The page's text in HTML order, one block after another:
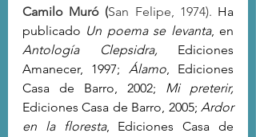
Camilo Muró (San Felipe, 1974). Ha
publicado Un poema se levanta
Antología Clepsidra, Ediciones
Amanecer, 1997; Álamo, Ediciones
Casa de Barro, 2002; Mi preterir,
Ediciones Casa de Barro, 2005; Ardor
en la floresta, Ediciones Casa de